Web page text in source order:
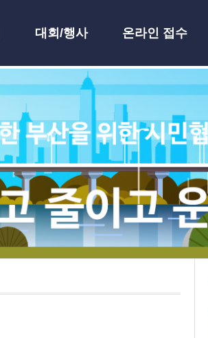
대회/행사
온라인 접수